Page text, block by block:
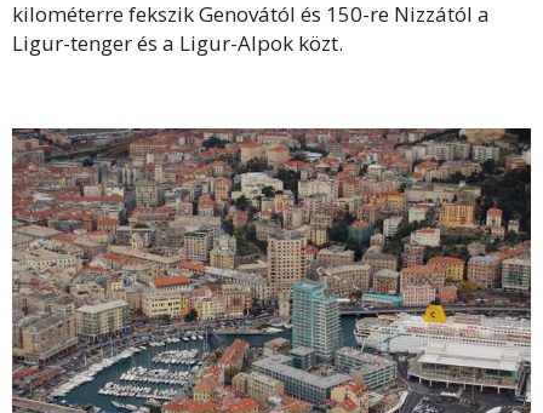
kilométerre fekszik Genovától és 150-re Nizzától a
Ligur-tenger és a Ligur-Alpok közt.